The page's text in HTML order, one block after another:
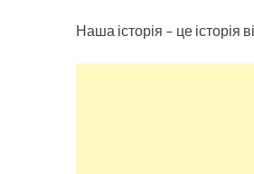
Наша історія – це